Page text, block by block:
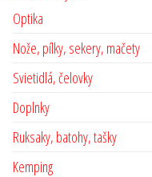
Optika
Nože, pílky, sekery, mačety
Svietidlá, čelovky
Doplnky
Ruksaky, batohy, tašky
Kemping